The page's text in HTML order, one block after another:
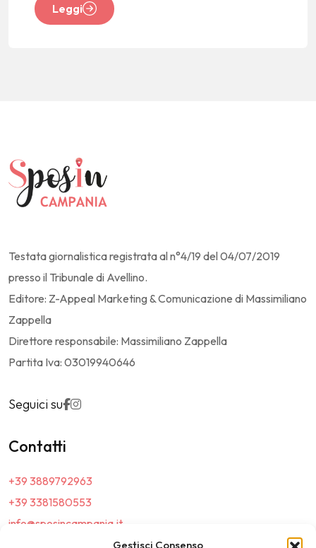
Gestisci Consenso
Leggi
Testata giornalistica registrata al n°4/19 del 04/07/2019
presso il Tribunale di Avellino.
Editore: Z-Appeal Marketing & Comunicazione di Massimiliano
Zappella
Direttore responsabile: Massimiliano Zappella
Partita Iva: 03019940646
Seguici su
Contatti
+39 3889792963
+39 3381580553
info@sposincampania.it
sposincampania@pec.it